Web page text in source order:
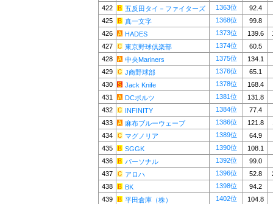
422
五反田タイ－ファイターズ 1363位
92.4
425
真一文字 1368位
99.8
426
HADES 1373位 139.6
427
東京野球倶楽部 1374位
60.5
428
中央Mariners 1375位
134.1
429
J商野球部 1376位
65.1
430
Jack Knife 1378位
168.4
431
DCボルツ 1381位
131.8
432
INFINITY 1384位
77.4
433
麻布ブルーウェーブ 1386位 121.8
434
マグノリア 1389位
64.9
435
SGGK 1390位
108.1
436
パーソナル 1392位
99.0
437
アロハ 1396位 52.8
438
BK 1398位
94.2
439
平田倉庫（株） 1402位
104.8